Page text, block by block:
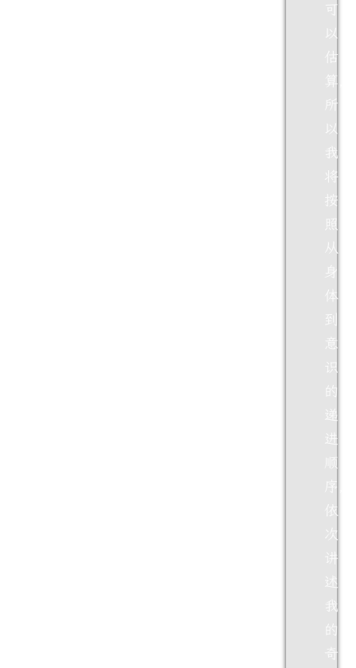
可
以
估
算，
所
以
我
将
按
从
体
意
识
进
顺
依
次
讲
我
奇